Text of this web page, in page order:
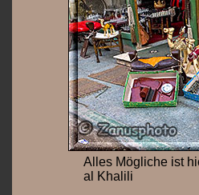
Alles Mögliche ist
al Khalili